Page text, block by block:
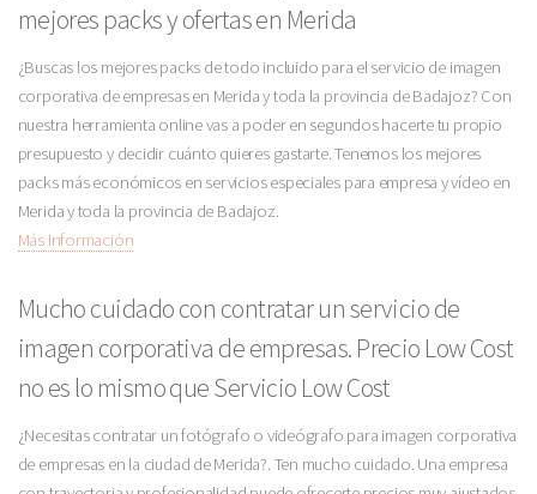
mejores packs y ofertas en Merida
¿Buscas los mejores packs de todo incluido para el servicio de imagen
corporativa de empresas en Merida y toda la provincia de Badajoz? Con
nuestra herramienta online vas a poder en segundos hacerte tu propio
presupuesto y decidir cuánto quieres gastarte. Tenemos los mejores
packs más económicos en servicios especiales para empresa y vídeo en
Merida y toda la provincia de Badajoz.
Más Información
Mucho cuidado con contratar un servicio de
imagen corporativa de empresas. Precio Low Cost
no es lo mismo que Servicio Low Cost
¿Necesitas contratar un fotógrafo o videógrafo para imagen corporativa
de empresas en la ciudad de Merida?. Ten mucho cuidado. Una empresa